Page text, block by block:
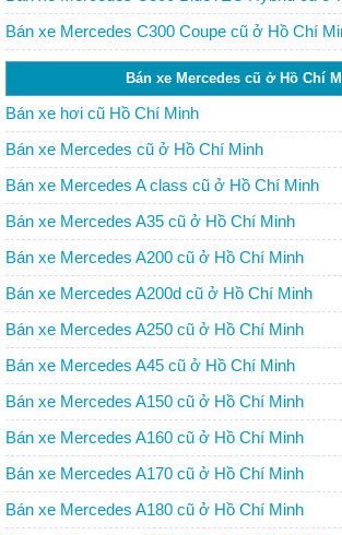
Bán xe Mercedes C300 Coupe cũ ở Hồ Chí
Bán xe Mercedes cũ ở Hồ Chí
Bán xe hơi cũ Hồ Chí Minh
Bán xe Mercedes cũ ở Hồ Chí Minh
Bán xe Mercedes A class cũ ở Hồ Chí Minh
Bán xe Mercedes A35 cũ ở Hồ Chí Minh
Bán xe Mercedes A200 cũ ở Hồ Chí Minh
Bán xe Mercedes A200d cũ ở Hồ Chí Minh
Bán xe Mercedes A250 cũ ở Hồ Chí Minh
Bán xe Mercedes A45 cũ ở Hồ Chí Minh
Bán xe Mercedes A150 cũ ở Hồ Chí Minh
Bán xe Mercedes A160 cũ ở Hồ Chí Minh
Bán xe Mercedes A170 cũ ở Hồ Chí Minh
Bán xe Mercedes A180 cũ ở Hồ Chí Minh